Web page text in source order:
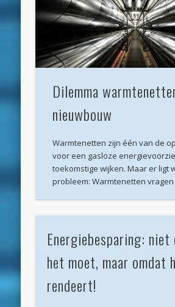
Archieven
juni 2026
maart 2026
februari 2026
januari 2026
juni 2025
mei 2025
Dilemma
nieuwbouw
Warmtenetten zijn één van de
voor een gasloze
toekomstige wijken. Maar er ligt
probleem: Warmtenetten
Energiebesparing: niet
het moet, maar omdat
rendeert!